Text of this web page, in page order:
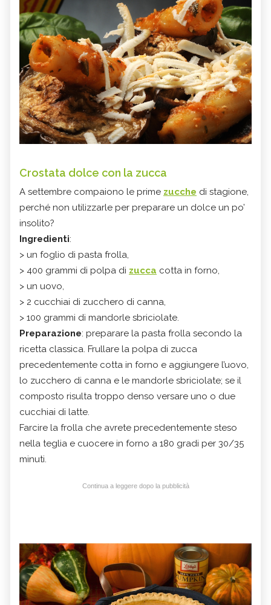
Crostata dolce con la zucca
A settembre compaiono le prime zucche di stagione,
perché non utilizzarle per preparare un dolce un po’
insolito?
Ingredienti:
> un foglio di pasta frolla,
> 400 grammi di polpa di zucca cotta in forno,
> un uovo,
> 2 cucchiai di zucchero di canna,
> 100 grammi di mandorle sbriciolate.
Preparazione: preparare la pasta frolla secondo la
ricetta classica. Frullare la polpa di zucca
precedentemente cotta in forno e aggiungere l’uovo,
lo zucchero di canna e le mandorle sbriciolate; se il
composto risulta troppo denso versare uno o due
cucchiai di latte.
Farcire la frolla che avrete precedentemente steso
nella teglia e cuocere in forno a 180 gradi per 30/35
minuti.
Continua a leggere dopo la pubblicità